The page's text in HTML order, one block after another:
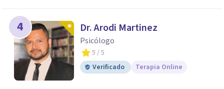
4 Dr. Arodi Martinez
Psicólogo
5 / 5
Verificado
Terapia Online